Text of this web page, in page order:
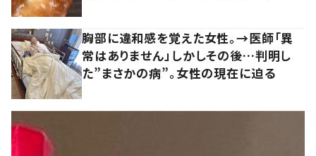
胸部に違和感を覚えた女性。→医師「異
常はありません」しかしその後…判明し
た”まさかの病”。女性の現在に迫る